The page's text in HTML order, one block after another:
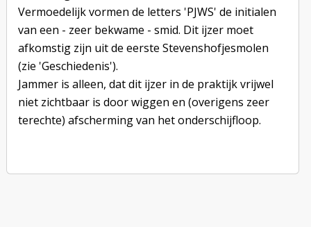
Vermoedelijk vormen de letters 'PJWS' de initialen
van een - zeer bekwame - smid. Dit ijzer moet
afkomstig zijn uit de eerste Stevenshofjesmolen
(zie 'Geschiedenis').
Jammer is alleen, dat dit ijzer in de praktijk vrijwel
niet zichtbaar is door wiggen en (overigens zeer
terechte) afscherming van het onderschijfloop.